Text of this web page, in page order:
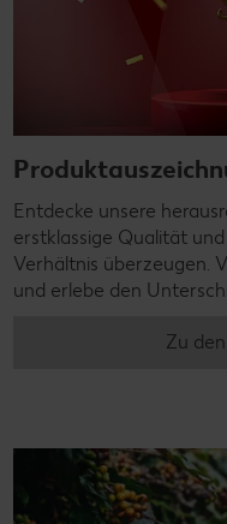
Entdecke unsere
erstklassige Qualität
Verhältnis überzeugen.
und erlebe den
Zu